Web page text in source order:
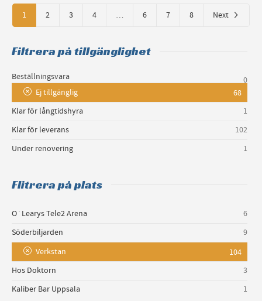
1 2 3 4 … 6 7 8 Next
Filtrera på tillgänglighet
Beställningsvara
0
Ej tillgänglig
68
Klar för långtidshyra
1
Klar för leverans
102
Under renovering
1
Flitrera på plats
O´Learys Tele2 Arena
6
Söderbiljarden
9
Verkstan
104
Hos Doktorn
3
Kaliber Bar Uppsala
1